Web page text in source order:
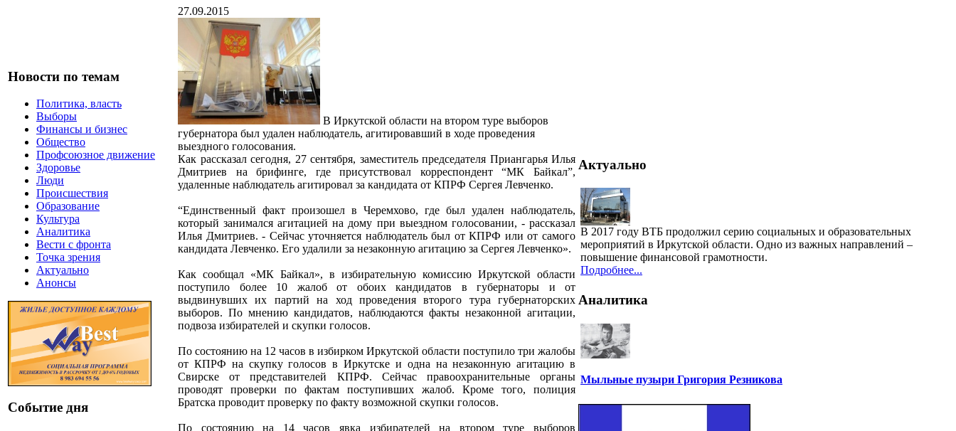
Новости по темам
Политика, власть
Выборы
Финансы и бизнес
Общество
Профсоюзное движение
Здоровье
Люди
Происшествия
Образование
Культура
Аналитика
Вести с фронта
Точка зрения
Актуально
Анонсы
Событие дня
27.09.2015
В Иркутской области на втором туре выборов
губернатора был удален наблюдатель, агитировавший в ходе проведения
выездного голосования.
Как рассказал сегодня, 27 сентября, заместитель председателя Приангарья Илья
Дмитриев на брифинге, где присутствовал корреспондент “МК Байкал”,
удаленные наблюдатель агитировал за кандидата от КПРФ Сергея Левченко.
“Единственный факт произошел в Черемхово, где был удален наблюдатель,
который занимался агитацией на дому при выездном голосовании, - рассказал
Илья Дмитриев. - Сейчас уточняется наблюдатель был от КПРФ или от самого
кандидата Левченко. Его удалили за незаконную агитацию за Сергея Левченко».
Как сообщал «МК Байкал», в избирательную комиссию Иркутской области
поступило более 10 жалоб от обоих кандидатов в губернаторы и от
выдвинувших их партий на ход проведения второго тура губернаторских
выборов. По мнению кандидатов, наблюдаются факты незаконной агитации,
подвоза избирателей и скупки голосов.
По состоянию на 12 часов в избирком Иркутской области поступило три жалобы
от КПРФ на скупку голосов в Иркутске и одна на незаконную агитацию в
Свирске от представителей КПРФ. Сейчас правоохранительные органы
проводят проверки по фактам поступивших жалоб. Кроме того, полиция
Братска проводит проверку по факту возможной скупки голосов.
По состоянию на 14 часов явка избирателей на втором туре выборов
Актуально
В 2017 году ВТБ продолжил серию социальных и образовательных
мероприятий в Иркутской области. Одно из важных направлений –
повышение финансовой грамотности.
Подробнее...
Аналитика
Мыльные пузыри Григория Резникова